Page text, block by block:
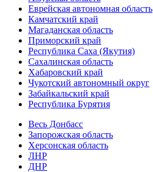
Еврейская автономная область
Камчатский край
Магаданская область
Приморский край
Республика Саха (Якутия)
Сахалинская область
Хабаровский край
Чукотский автономный округ
Забайкальский край
Республика Бурятия
Весь Донбасс
Запорожская область
Херсонская область
ЛНР
ДНР